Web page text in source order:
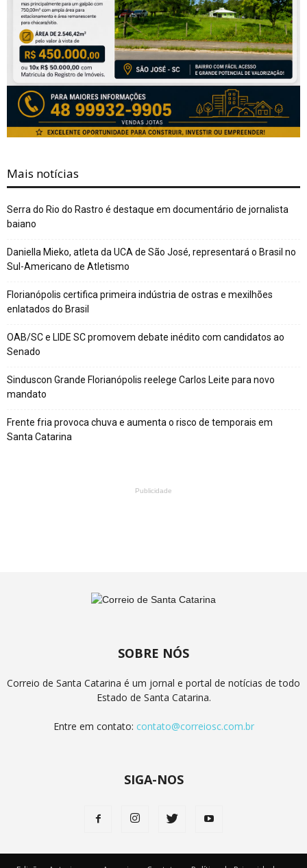
Mais notícias
Serra do Rio do Rastro é destaque em documentário de jornalista
baiano
Daniella Mieko, atleta da UCA de São José, representará o Brasil no
Sul-Americano de Atletismo
Florianópolis certifica primeira indústria de ostras e mexilhões
enlatados do Brasil
OAB/SC e LIDE SC promovem debate inédito com candidatos ao
Senado
Sinduscon Grande Florianópolis reelege Carlos Leite para novo
mandato
Frente fria provoca chuva e aumenta o risco de temporais em
Santa Catarina
Publicidade
SOBRE NÓS
Correio de Santa Catarina é um jornal e portal de notícias de todo
Estado de Santa Catarina.
Entre em contato: contato@correiosc.com.br
SIGA-NOS